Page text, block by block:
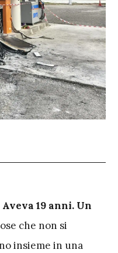
19 anni. Un
che non si
insieme in una